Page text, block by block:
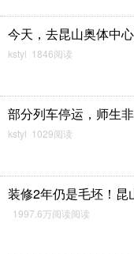
今天，去昆山奥体中
kstyl 1846阅读
部分列车停运，师生
kstyl 1029阅读
装修2年仍是毛坯！昆
1997.6万阅读阅读